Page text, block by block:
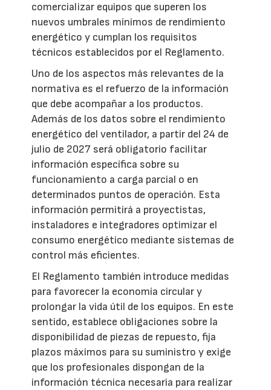
comercializar equipos que superen los
nuevos umbrales mínimos de rendimiento
energético y cumplan los requisitos
técnicos establecidos por el Reglamento.
Uno de los aspectos más relevantes de la
normativa es el refuerzo de la información
que debe acompañar a los productos.
Además de los datos sobre el rendimiento
energético del ventilador, a partir del 24 de
julio de 2027 será obligatorio facilitar
información específica sobre su
funcionamiento a carga parcial o en
determinados puntos de operación. Esta
información permitirá a proyectistas,
instaladores e integradores optimizar el
consumo energético mediante sistemas de
control más eficientes.
El Reglamento también introduce medidas
para favorecer la economía circular y
prolongar la vida útil de los equipos. En este
sentido, establece obligaciones sobre la
disponibilidad de piezas de repuesto, fija
plazos máximos para su suministro y exige
que los profesionales dispongan de la
información técnica necesaria para realizar